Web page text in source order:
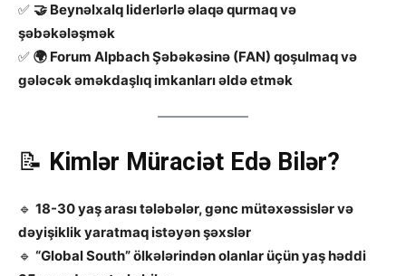
✅ 🤝 Beynəlxalq liderlərlə əlaqə qurmaq və
şəbəkələşmək
✅ 🌍 Forum Alpbach Şəbəkəsinə (FAN) qoşulmaq və
gələcək əməkdaşlıq imkanları əldə etmək
📝 Kimlər Müraciət Edə Bilər?
🔹 18-30 yaş arası tələbələr, gənc mütəxəssislər və
dəyişiklik yaratmaq istəyən şəxslər
🔹 “Global South” ölkələrindən olanlar üçün yaş həddi